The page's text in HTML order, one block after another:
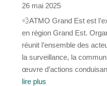
26 mai 2025
💨ATMO Grand Est est
en région Grand Est.
réunit l’ensemble des
la surveillance, la
œuvre d’actions
lire plus